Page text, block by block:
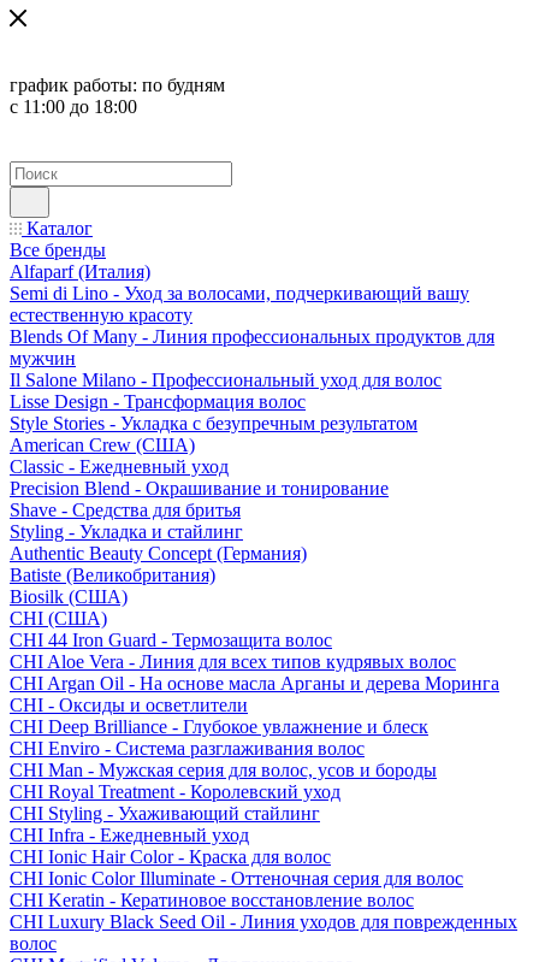
график работы: по будням
с 11:00 до 18:00
Каталог
Все бренды
Alfaparf (Италия)
Semi di Lino - Уход за волосами, подчеркивающий вашу
естественную красоту
Blends Of Many - Линия профессиональных продуктов для
мужчин
Il Salone Milano - Профессиональный уход для волос
Lisse Design - Трансформация волос
Style Stories - Укладка с безупречным результатом
American Crew (США)
Classic - Ежедневный уход
Precision Blend - Окрашивание и тонирование
Shave - Средства для бритья
Styling - Укладка и стайлинг
Authentic Beauty Concept (Германия)
Batiste (Великобритания)
Biosilk (США)
CHI (США)
CHI 44 Iron Guard - Термозащита волос
CHI Aloe Vera - Линия для всех типов кудрявых волос
CHI Argan Oil - На основе масла Арганы и дерева Моринга
CHI - Оксиды и осветлители
CHI Deep Brilliance - Глубокое увлажнение и блеск
CHI Enviro - Система разглаживания волос
CHI Man - Мужская серия для волос, усов и бороды
CHI Royal Treatment - Королевский уход
CHI Styling - Ухаживающий стайлинг
CHI Infra - Ежедневный уход
CHI Ionic Hair Color - Краска для волос
CHI Ionic Color Illuminate - Оттеночная серия для волос
CHI Keratin - Кератиновое восстановление волос
CHI Luxury Black Seed Oil - Линия уходов для поврежденных
волос